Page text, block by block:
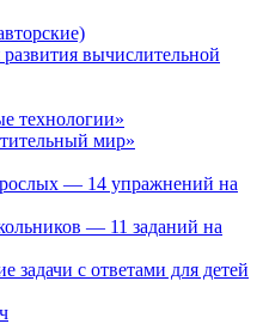
вычислительной
технологии»
мир»
— 14 упражнений на
— 11 заданий на
задачи с ответами для детей